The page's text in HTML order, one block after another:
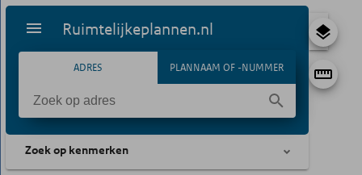
Ruimtelijkeplannen.nl
ADRES PLANNAAM OF -NUMMER
Zoek op kenmerken